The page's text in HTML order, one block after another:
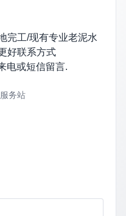
完工/现有专业老泥水
好联系方式
电或短信留言.
务站